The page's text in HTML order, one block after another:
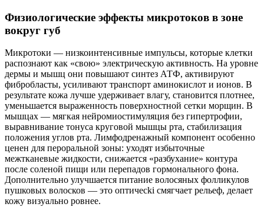
Физиологические эффекты микротоков в зоне
вокруг губ
Микротоки — низкоинтенсивные импульсы, которые клетки
распознают как «свою» электрическую активность. На уровне
дермы и мышц они повышают синтез АТФ, активируют
фибробласты, усиливают транспорт аминокислот и ионов. В
результате кожа лучше удерживает влагу, становится плотнее,
уменьшается выраженность поверхностной сетки морщин. В
мышцах — мягкая нейромиостимуляция без гипертрофии,
выравнивание тонуса круговой мышцы рта, стабилизация
положения углов рта. Лимфодренажный компонент особенно
ценен для пероральной зоны: уходят избыточные
межтканевые жидкости, снижается «разбухание» контура
после соленой пищи или перепадов гормонального фона.
Дополнительно улучшается питание волосяных фолликулов
пушковых волосков — это оптичесki смягчает рельеф, делает
кожу визуально ровнее.